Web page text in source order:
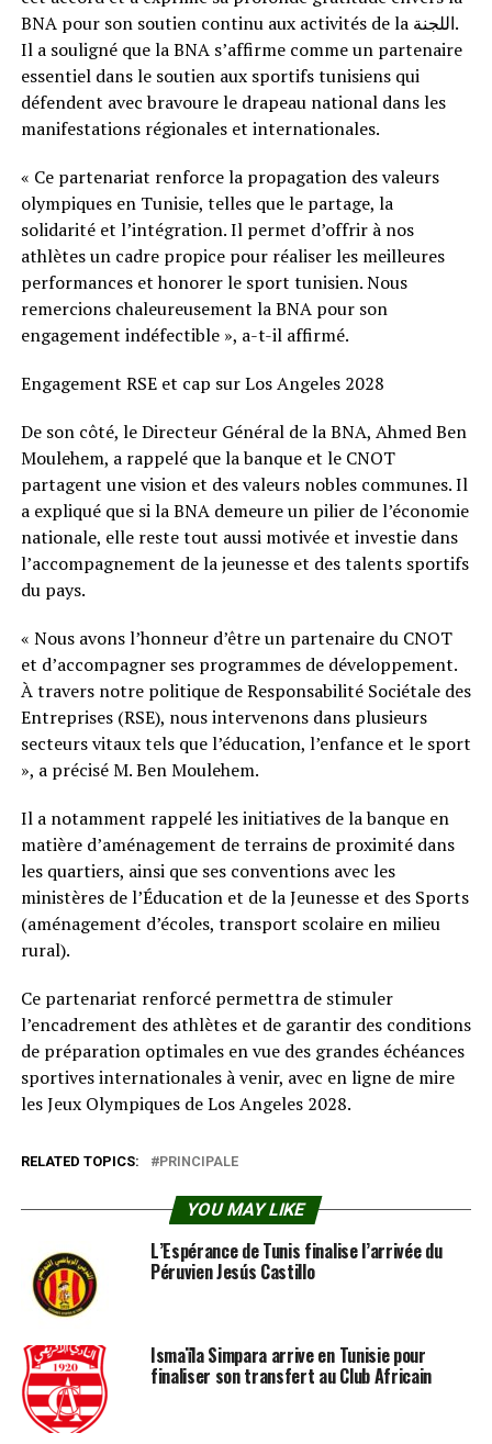
BNA pour son soutien continu aux activités de la اللجنة.
Il a souligné que la BNA s’affirme comme un partenaire
essentiel dans le soutien aux sportifs tunisiens qui
défendent avec bravoure le drapeau national dans les
manifestations régionales et internationales.
« Ce partenariat renforce la propagation des valeurs
olympiques en Tunisie, telles que le partage, la
solidarité et l’intégration. Il permet d’offrir à nos
athlètes un cadre propice pour réaliser les meilleures
performances et honorer le sport tunisien. Nous
remercions chaleureusement la BNA pour son
engagement indéfectible », a-t-il affirmé.
Engagement RSE et cap sur Los Angeles 2028
De son côté, le Directeur Général de la BNA, Ahmed Ben
Moulehem, a rappelé que la banque et le CNOT
partagent une vision et des valeurs nobles communes. Il
a expliqué que si la BNA demeure un pilier de l’économie
nationale, elle reste tout aussi motivée et investie dans
l’accompagnement de la jeunesse et des talents sportifs
du pays.
« Nous avons l’honneur d’être un partenaire du CNOT
et d’accompagner ses programmes de développement.
À travers notre politique de Responsabilité Sociétale des
Entreprises (RSE), nous intervenons dans plusieurs
secteurs vitaux tels que l’éducation, l’enfance et le sport
», a précisé M. Ben Moulehem.
Il a notamment rappelé les initiatives de la banque en
matière d’aménagement de terrains de proximité dans
les quartiers, ainsi que ses conventions avec les
ministères de l’Éducation et de la Jeunesse et des Sports
(aménagement d’écoles, transport scolaire en milieu
rural).
Ce partenariat renforcé permettra de stimuler
l’encadrement des athlètes et de garantir des conditions
de préparation optimales en vue des grandes échéances
sportives internationales à venir, avec en ligne de mire
les Jeux Olympiques de Los Angeles 2028.
RELATED TOPICS: PRINCIPALE
YOU MAY LIKE
L’Espérance de Tunis finalise l’arrivée du
Péruvien Jesús Castillo
Ismaïla Simpara arrive en Tunisie pour
finaliser son transfert au Club Africain